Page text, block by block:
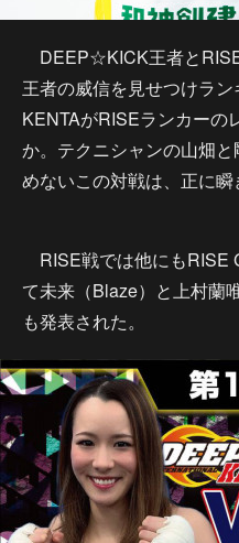
DEEP☆KICK王者と
王者の威信を見せつけラン
KENTAがRISEランカーの
か。テクニシャンの山畑
めないこの対戦は、正に瞬
RISE戦では他にもRISE
て未来（Blaze）と上村蘭
も発表された。